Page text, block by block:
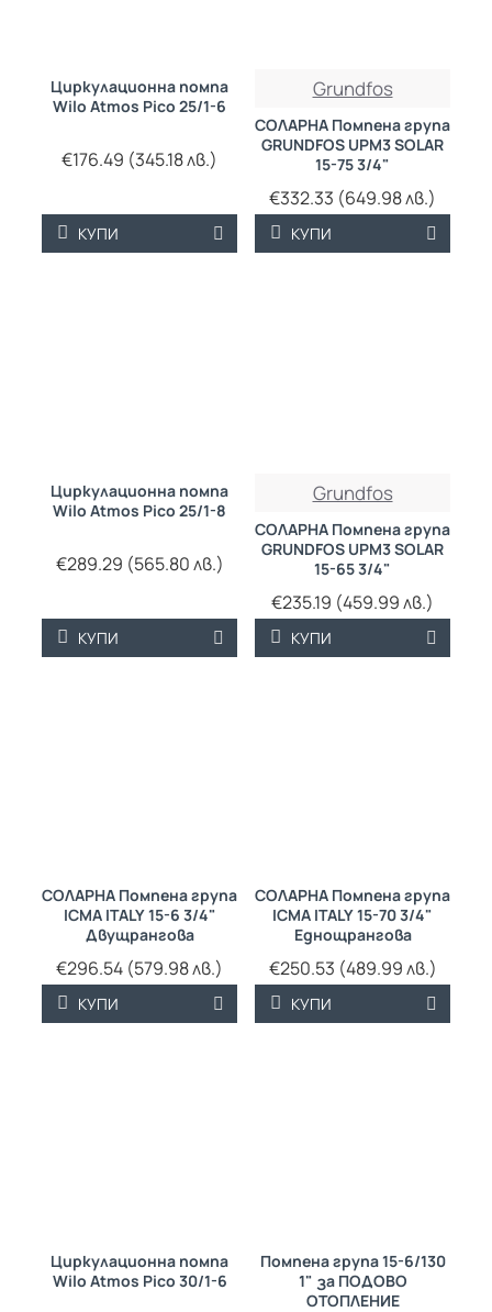
Циркулационна помпа
Wilo Atmos Pico 25/1-6
€176.49 (345.18 лв.)
КУПИ
Grundfos
СОЛАРНА Помпена група
GRUNDFOS UPM3 SOLAR
15-75 3/4"
€332.33 (649.98 лв.)
КУПИ
Циркулационна помпа
Wilo Atmos Pico 25/1-8
€289.29 (565.80 лв.)
КУПИ
Grundfos
СОЛАРНА Помпена група
GRUNDFOS UPM3 SOLAR
15-65 3/4"
€235.19 (459.99 лв.)
КУПИ
СОЛАРНА Помпена група
ICMA ITALY 15-6 3/4"
Двущрангова
€296.54 (579.98 лв.)
КУПИ
СОЛАРНА Помпена група
ICMA ITALY 15-70 3/4"
Еднощрангова
€250.53 (489.99 лв.)
КУПИ
Циркулационна помпа
Wilo Atmos Pico 30/1-6
Помпена група 15-6/130
1" за ПОДОВО
ОТОПЛЕНИЕ